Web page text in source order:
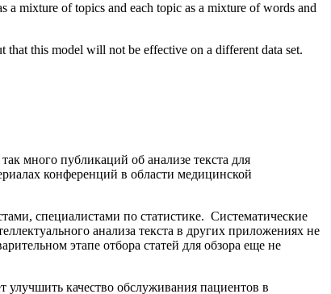
mixture of topics and each topic as a mixture of words and
this model will not be effective on a different data set.
много публикаций об анализе текста для
конференций в области медицинской
специалистами по статистике. Систематические
анализа текста в других приложениях не
этапе отбора статей для обзора еще не
улучшить качество обслуживания пациентов в